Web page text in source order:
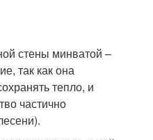
стены минватой –
так как она
тепло, и
частично